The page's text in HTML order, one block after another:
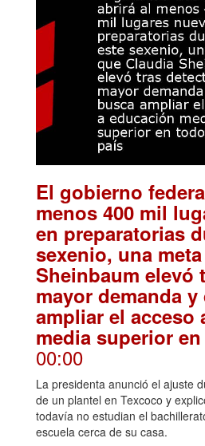
El gobierno
menos 400 mil
en preparatorias
sexenio, una
Sheinbaum elevó
mayor demanda
ampliar el acceso
media superior
00:00
La presidenta anunció el ajuste
de un plantel en Texcoco y
todavía no estudian el
escuela cerca de su casa.